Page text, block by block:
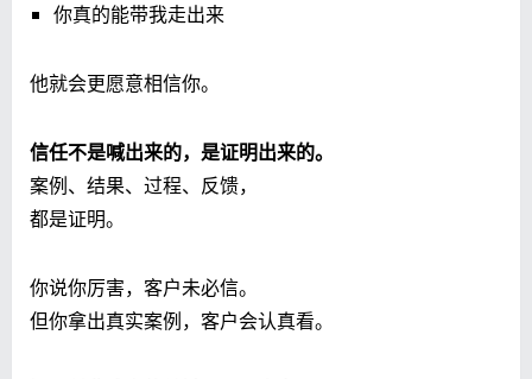
你真的能带我走出来
他就会更愿意相信你。
信任不是喊出来的，是证明出来的。
案例、结果、过程、反馈，
都是证明。
你说你厉害，客户未必信。
但你拿出真实案例，客户会认真看。